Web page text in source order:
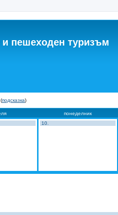
пешеходен туризъм
подсказка)
понеделник
10.